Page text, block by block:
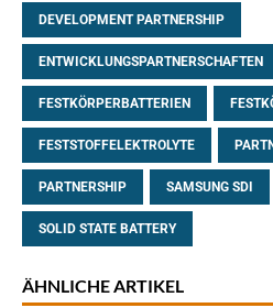
DEVELOPMENT PARTNERSHIP
ENTWICKLUNGSPARTNERSCHAFTEN
FESTKÖRPERBATTERIEN
FESTSTOFFELEKTROLYTE
PARTNERSHIP SAMSUNG SDI
SOLID STATE BATTERY
ÄHNLICHE ARTIKEL